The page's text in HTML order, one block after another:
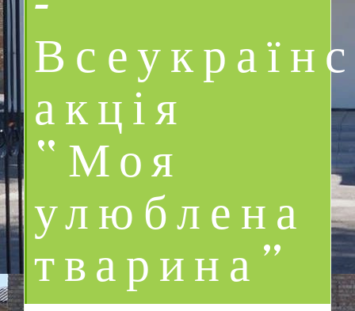
акція
“Моя
улюблена
тварина”